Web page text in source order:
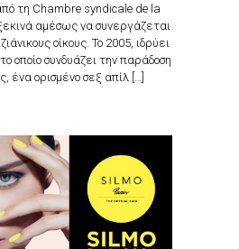
τη Chambre syndicale de la
αμέσως να συνεργάζεται
οίκους. Το 2005, ιδρύει
οποίο συνδυάζει την παράδοση
ένα ορισμένο σεξ απίλ […]